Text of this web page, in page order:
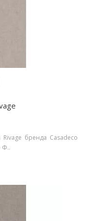
бренда Casadeco
Ф..